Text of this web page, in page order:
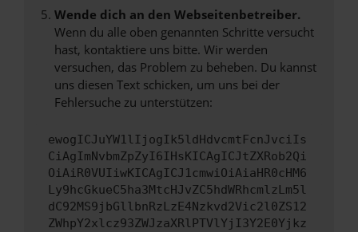
Wende dich an den Webseitenbetreiber.
Wenn du alle oben genannten Schritte versucht
hast, kontaktiere uns bitte. Wir werden
versuchen, das Problem zu beheben. Du kannst
uns diesen Text schicken, um uns bei der
Fehlersuche zu unterstützen:
ewogICJuYW1lIjogIk5ldHdvcmtFcnJvciIs
CiAgImNvbmZpZyI6IHsKICAgICJtZXRob2Qi
OiAiR0VUIiwKICAgICJ1cmwiOiAiaHR0cHM6
Ly9hcGkueC5ha3MtcHJvZC5hdWRhcmlzLm5l
dC92MS9jbGllbnRzLzE4Nzkvd2Vic2l0ZS12
ZWhpY2xlcz93ZWJzaXRlPTVlYjI3Y2E0Yjkz